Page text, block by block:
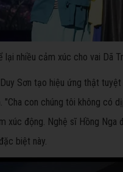
lại nhiều cảm xúc cho vai Dã
Sơn tạo hiệu ứng thật
"Cha con chúng tôi không có
xúc động. Nghệ sĩ Hồng Nga
biệt này.